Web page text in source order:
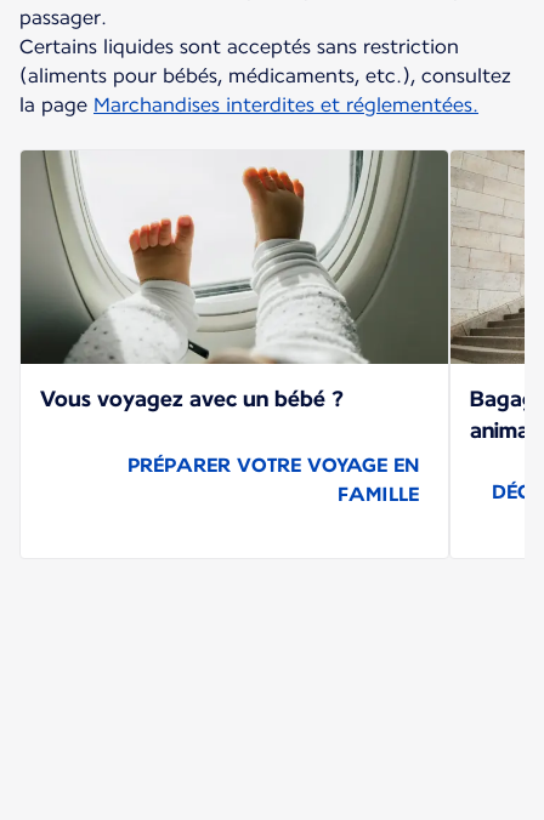
passager.
Certains liquides sont acceptés sans restriction
(aliments pour bébés, médicaments, etc.), consultez
la page Marchandises interdites et réglementées.
Vous voyagez avec un bébé ?
PRÉPARER VOTRE VOYAGE EN
FAMILLE